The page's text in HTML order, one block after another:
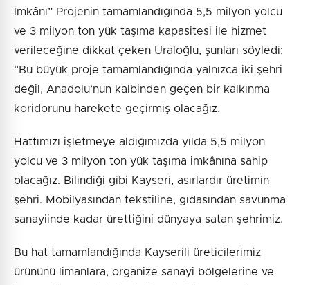
İmkânı” Projenin tamamlandığında 5,5 milyon yolcu
ve 3 milyon ton yük taşıma kapasitesi ile hizmet
verileceğine dikkat çeken Uraloğlu, şunları söyledi:
“Bu büyük proje tamamlandığında yalnızca iki şehri
değil, Anadolu’nun kalbinden geçen bir kalkınma
koridorunu harekete geçirmiş olacağız.
Hattımızı işletmeye aldığımızda yılda 5,5 milyon
yolcu ve 3 milyon ton yük taşıma imkânına sahip
olacağız. Bilindiği gibi Kayseri, asırlardır üretimin
şehri. Mobilyasından tekstiline, gıdasından savunma
sanayiinde kadar ürettiğini dünyaya satan şehrimiz.
Bu hat tamamlandığında Kayserili üreticilerimiz
ürününü limanlara, organize sanayi bölgelerine ve